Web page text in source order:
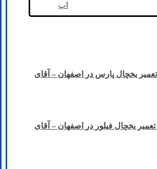
اپ
تعمیر یخچال پارس در اصفهان – آقای
تعمیر یخچال فیلور در اصفهان – آقای